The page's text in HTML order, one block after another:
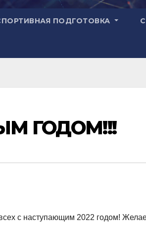
ПОДГОТОВКА
ГОДОМ!!!
с наступающим 2022 годом!